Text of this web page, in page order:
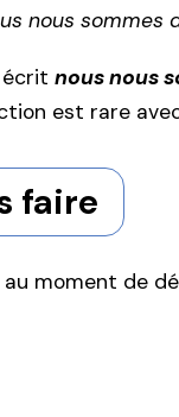
nous sommes
écrit nous nous
est rare
faire
au moment de